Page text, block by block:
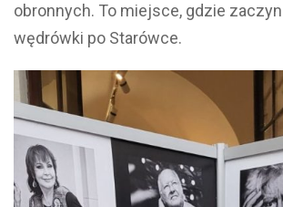
obronnych. To miejsce, gdzie
wędrówki po Starówce.